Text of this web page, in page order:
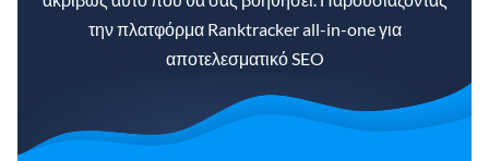
την πλατφόρμα Ranktracker all-in-one για
αποτελεσματικό SEO